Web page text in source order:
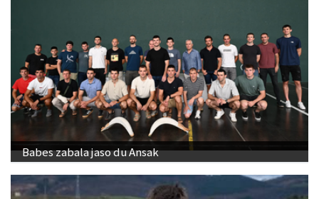
Babes zabala jaso du Ansak